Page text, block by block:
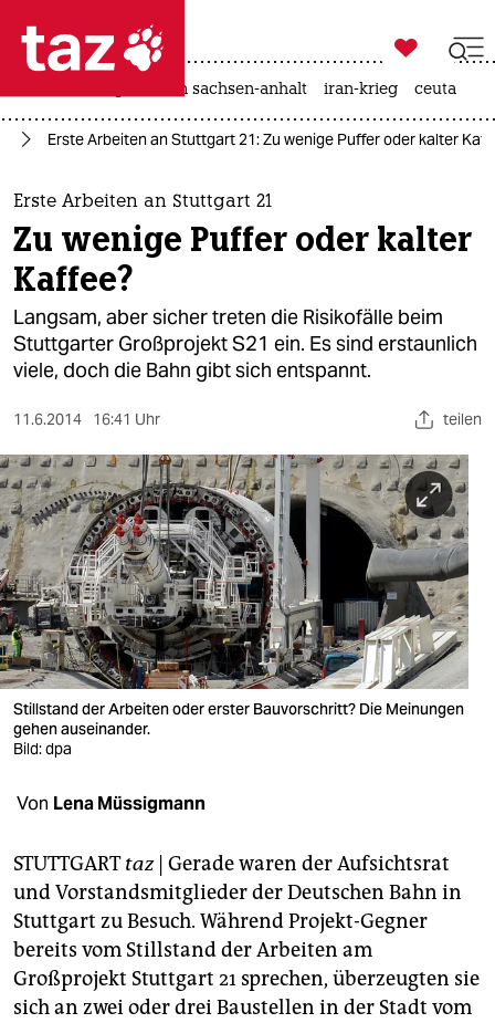
 taz zahl ich
taz zahl ich
themen
politik
öko
gesellschaft
sport
berlin
nord
wahrheit
verlag
verlag
veranstaltungen
unterstützen
abo
genossenschaft
epaper login

taz zahl ich
landtagswahl in sachsen-anhalt iran-krieg ceuta
Erste Arbeiten an Stuttgart 21: Zu wenige Puffer oder kalter
Erste Arbeiten an Stuttgart 21
Zu wenige Puffer oder kalter
Kaffee?
Langsam, aber sicher treten die Risikofälle beim
Stuttgarter Großprojekt S21 ein. Es sind erstaunlich
viele, doch die Bahn gibt sich entspannt.
11.6.2014 16:41 Uhr teilen
Stillstand der Arbeiten oder erster Bauvorschritt? Die Meinungen
gehen auseinander.
Bild: dpa
Von Lena Müssigmann
STUTTGARTtaz| Gerade waren der Aufsichtsrat
und Vorstandsmitglieder der Deutschen Bahn in
Stuttgart zu Besuch. Während Projekt-Gegner
bereits vom Stillstand der Arbeiten am
Großprojekt Stuttgart 21 sprechen, überzeugten sie
sich an zwei oder drei Baustellen in der Stadt vom